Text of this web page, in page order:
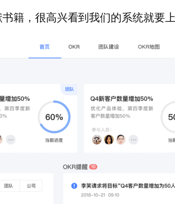
籍，很高兴看到我们的系统就要上